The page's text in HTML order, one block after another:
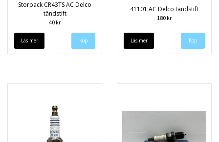
Storpack CR43TS AC Delco
tändstift
40 kr
Läs mer
41101 AC Delco tändstift
180 kr
Läs mer